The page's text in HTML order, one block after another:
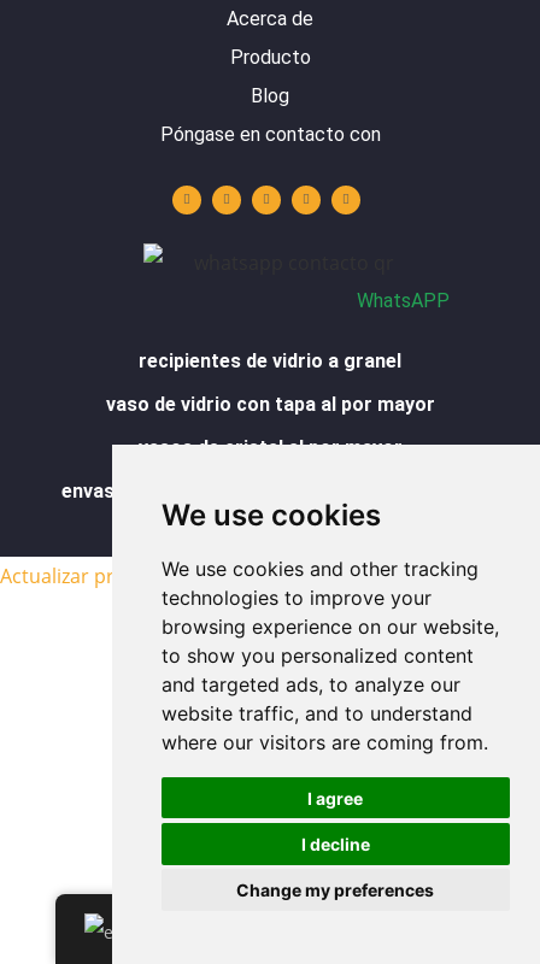
We use cookies
We use cookies and other tracking
technologies to improve your
browsing experience on our website,
to show you personalized content
and targeted ads, to analyze our
website traffic, and to understand
where our visitors are coming from.
I agree
I decline
Change my preferences
Acerca de
Producto
Blog
Póngase en contacto con
u
t
u
b
n
k
e
d
s
t
a
g
c
e
b
o
a
t
s
a
WhatsAPP
recipientes de vidrio a granel
vaso de vidrio con tapa al por mayor
vasos de cristal al por mayor
envases de vidrio para alimentos al por mayor
Actualizar preferencias de cookies